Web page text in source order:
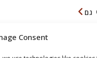
Consent
גם
ששד הבית לימד אותי